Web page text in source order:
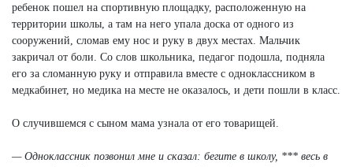
ребенок пошел на спортивную площадку, расположенную на
территории школы, а там на него упала доска от одного из
сооружений, сломав ему нос и руку в двух местах. Мальчик
закричал от боли. Со слов школьника, педагог подошла, подняла
его за сломанную руку и отправила вместе с одноклассником в
медкабинет, но медика на месте не оказалось, и дети пошли в класс.
О случившемся с сыном мама узнала от его товарищей.
— Одноклассник позвонил мне и сказал: бегите в школу, *** весь в